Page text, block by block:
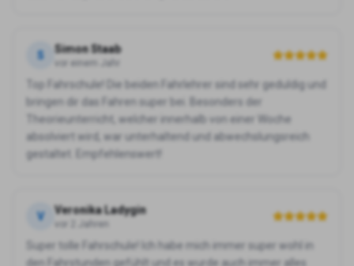
S Simon Staab
vor einem Jahr
Top Fahrschule! Die beiden Fahrlehrer sind sehr geduldig und
bringen dir das Fahren super bei. Besonders der
Theorieunterricht, welcher innerhalb von einer Woche
absolviert wird, war unterhaltend und abwechslungsreich
gestaltet. Empfehlenswert!
V Veronika Ladygin
vor 2 Jahren
Super tolle Fahrschule! Ich habe mich immer super wohl in
den Fahrstunden gefühlt und es wurde auch immer alles